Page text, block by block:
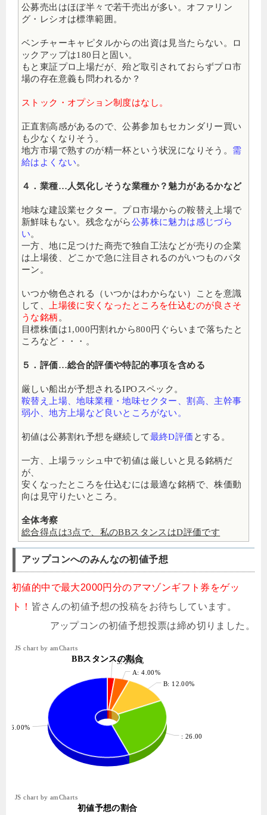
公募売出はほぼ半々で若干売出が多い。 オファリン
グ・レシオは標準範囲。
ベンチャーキャピタルからの出資は見当たらない。ロ
ックアップは180日と固い。
もと東証プロ上場だが、殆ど取引されておらずプロ市
場の存在意義も問われるか？
ストック・オプション制度はなし。
正直割高感があるので、公募参加もセカンダリー買い
も少なくなりそう。
地方市場で熟すのが精一杯という状況になりそう。 需
給はよくない。
４．業種…人気化しそうな業種か？魅力があるかなど
地味な建設業セクター。プロ市場からの鞍替え上場で
新鮮味もない。残念ながら公募株に魅力は感じづら
い。
一方、地に足つけた商売で独自工法などが売りの企業
は上場後、どこかで急に注目されるのがいつものパタ
ーン。
いつか物色される（いつかはわからない）ことを意識
して、
上場後に安くなったところを仕込むのが良さそ
うな銘柄 。
目標株価は1,000円割れから800円ぐらいまで落ちたと
ころなど・・・。
５．評価…総合的評価や特記的事項を含める
厳しい船出が予想されるIPOスペック。
鞍替え上場、地味業種・地味セクター、割高、主幹事
弱小、地方上場など良いところがない。
初値は公募割れ予想を継続して最終D評価 とする。
一方、上場ラッシュ中で初値は厳しいと見る銘柄だ
が、
安くなったところを仕込むには最適な銘柄で、株価動
向は見守りたいところ。
全体考察
総合得点は3点で、私のBBスタンスはD評価です
アップコンへのみんなの初値予想
初値的中で最大2000円分のアマゾンギフト券をゲッ
ト！ 皆さんの初値予想の投稿をお待ちしています。
アップコンの初値予想投票は締め切りました。
S: 2.00%
A: 4.00%
B: 12.00%
: 26.00%
: 56.00%
BBスタンスの割合
JS chart by amCharts
初値予想の割合
JS chart by amCharts